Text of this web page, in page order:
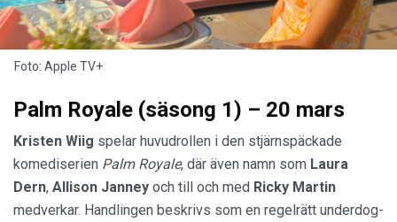
Foto: Apple TV+
Palm Royale (säsong 1) – 20 mars
Kristen Wiig spelar huvudrollen i den stjärnspäckade
komediserien Palm Royale, där även namn som Laura
Dern, Allison Janney och till och med Ricky Martin
medverkar. Handlingen beskrivs som en regelrätt underdog-